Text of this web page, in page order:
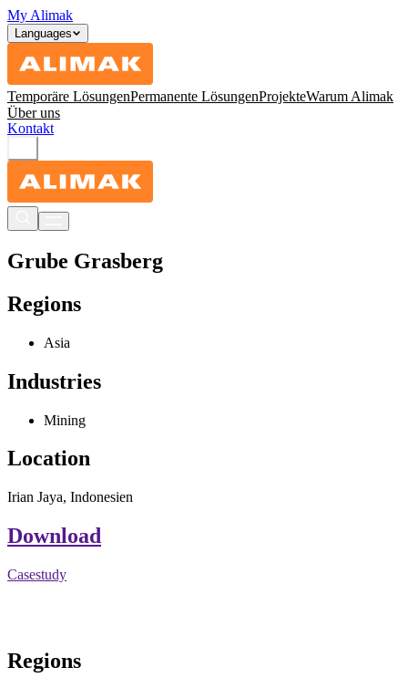
My Alimak
Languages
Temporäre LösungenPermanente LösungenProjekteWarum Alimak
Über uns
Kontakt
Grube Grasberg
Regions
Asia
Industries
Mining
Location
Irian Jaya, Indonesien
Download
Casestudy
Regions